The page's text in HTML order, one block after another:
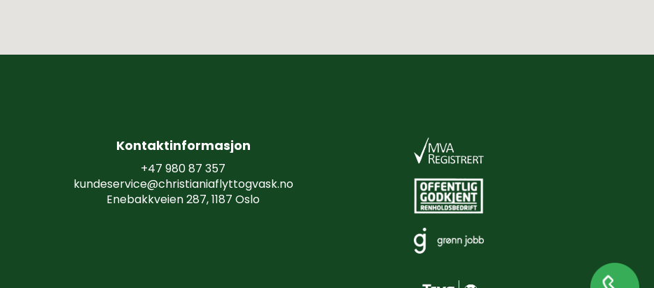
Kontaktinformasjon
+47 980 87 357
kundeservice@christianiaflyttogvask.no
Enebakkveien 287, 1187 Oslo